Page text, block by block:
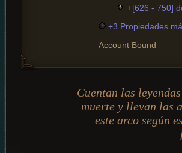
+[626 - 750]
+3 Propiedades
Account Bound
Cuentan las
muerte y llevan las
este arco según